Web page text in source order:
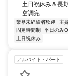
土日祝休み＆長
空調完...
業界未経験者歓迎 主
固定時間制
平日のみ
土日祝休み
アルバイト・パート